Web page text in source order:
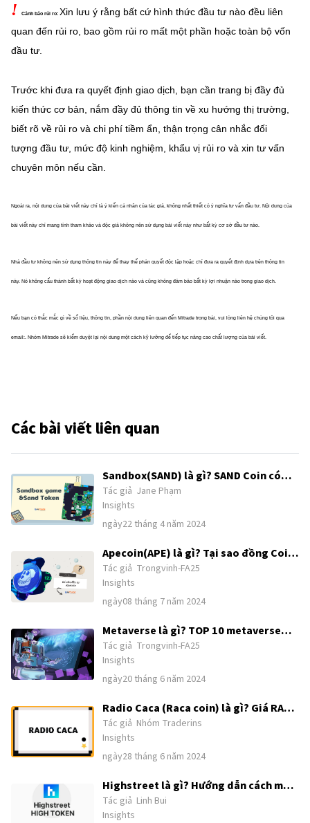
! Cảnh báo rủi ro: Xin lưu ý rằng bất cứ hình thức đầu tư nào đều liên
quan đến rủi ro, bao gồm rủi ro mất một phần hoặc toàn bộ vốn
đầu tư.
Trước khi đưa ra quyết định giao dịch, bạn cần trang bị đầy đủ
kiến thức cơ bản, nắm đầy đủ thông tin về xu hướng thị trường,
biết rõ về rủi ro và chi phí tiềm ẩn, thận trọng cân nhắc đối
tượng đầu tư, mức độ kinh nghiệm, khẩu vị rủi ro và xin tư vấn
chuyên môn nếu cần.
Ngoài ra, nội dung của bài viết này chỉ là ý kiến cá nhân của tác giả, không nhất thiết có ý nghĩa tư vấn đầu tư. Nội dung của
bài viết này chỉ mang tính tham khảo và độc giả không nên sử dụng bài viết này như bất kỳ cơ sở đầu tư nào.
Nhà đầu tư không nên sử dụng thông tin này để thay thế phán quyết độc lập hoặc chỉ đưa ra quyết định dựa trên thông tin
này. Nó không cấu thành bất kỳ hoạt động giao dịch nào và cũng không đảm bảo bất kỳ lợi nhuận nào trong giao dịch.
Nếu bạn có thắc mắc gì về số liệu, thông tin, phần nội dung liên quan đến Mitrade trong bài, vui lòng liên hệ chúng tôi qua
email:. Nhóm Mitrade sẽ kiểm duyệt lại nội dung một cách kỹ lưỡng để tiếp tục nâng cao chất lượng của bài viết.
Các bài viết liên quan
Sandbox(SAND) là gì? SAND Coin có
tiềm năng? Toàn tập về Sandbox
game&SAND Coin
Tác giả Jane Phạm
Insights
ngày22 tháng 4 năm 2024
Apecoin(APE) là gì? Tại sao đồng Coin
Ape trở thành NFT coin HOT
Tác giả Trongvinh-FA25
Insights
ngày08 tháng 7 năm 2024
Metaverse là gì? TOP 10 metaverse
coin/token tiêu biểu nhất năm 2024
Tác giả Trongvinh-FA25
Insights
ngày20 tháng 6 năm 2024
Radio Caca (Raca coin) là gì? Giá RACA
token bao nhiêu? Đồng RACA có tiềm
năng không?
Tác giả Nhóm Traderins
Insights
ngày28 tháng 6 năm 2024
Highstreet là gì? Hướng dẫn cách mua
HIGH Token
Tác giả Linh Bui
Insights